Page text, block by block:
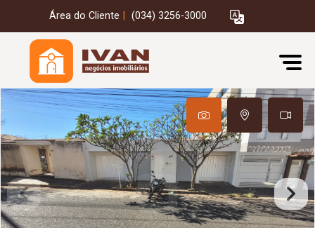
Área do Cliente (034) 3256-3000